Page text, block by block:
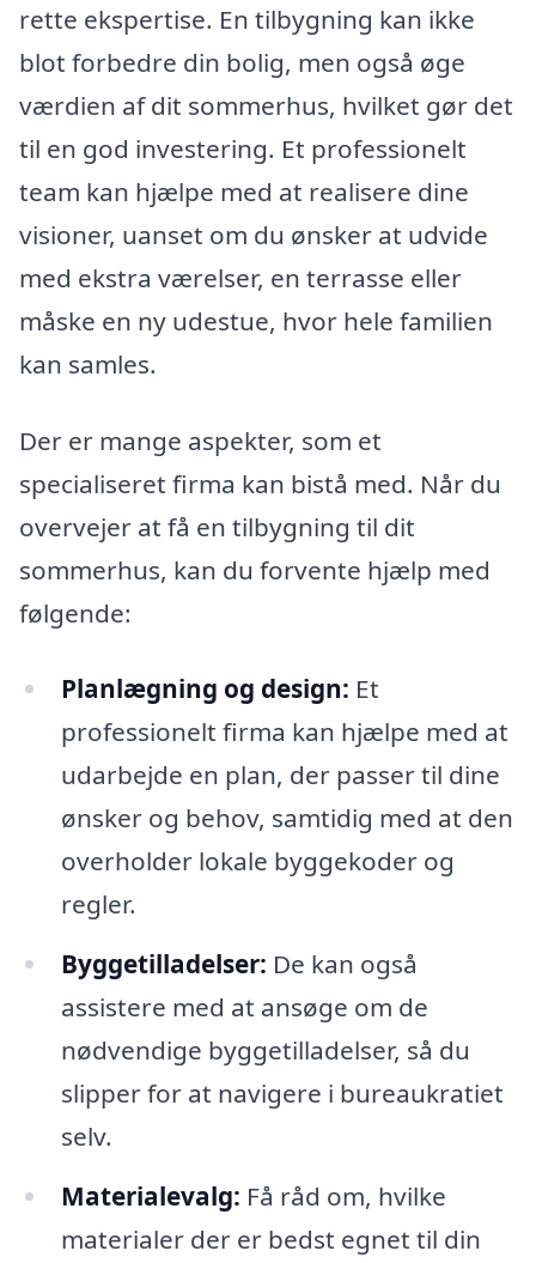
rette ekspertise. En tilbygning kan ikke
blot forbedre din bolig, men også øge
værdien af dit sommerhus, hvilket gør det
til en god investering. Et professionelt
team kan hjælpe med at realisere dine
visioner, uanset om du ønsker at udvide
med ekstra værelser, en terrasse eller
måske en ny udestue, hvor hele familien
kan samles.
Der er mange aspekter, som et
specialiseret firma kan bistå med. Når du
overvejer at få en tilbygning til dit
sommerhus, kan du forvente hjælp med
følgende:
Planlægning og design: Et
professionelt firma kan hjælpe med at
udarbejde en plan, der passer til dine
ønsker og behov, samtidig med at den
overholder lokale byggekoder og
regler.
Byggetilladelser: De kan også
assistere med at ansøge om de
nødvendige byggetilladelser, så du
slipper for at navigere i bureaukratiet
selv.
Materialevalg: Få råd om, hvilke
materialer der er bedst egnet til din